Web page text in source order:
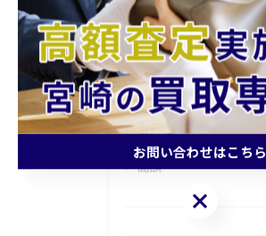
全てのカテゴリー
持ち込み
査定
引越し
片付け
高額
お問い合わせはこちら
お問い合わせはこちら